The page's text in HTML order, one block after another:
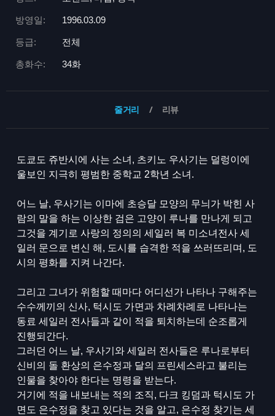
방영일: 1996.03.09
등급: 전체
총화수: 34화
줄거리 리뷰
도쿄도 쥬반시에 사는 소녀, 츠키노 우사기는 덜렁이에
울보인 지극히 평범한 중학교 2학년 소녀.
어느 날, 우사기는 이마에 초승달 모양의 무늬가 박힌 사
람의 말을 하는 이상한 검은 고양이 루나를 만나게 되고
그것을 계기로 사랑의 정의의 세일러 복 미소녀전사 세
일러 문으로 변신 해, 도시를 습격한 적을 쓰러뜨리며, 도
시의 평화를 지켜 나간다.
그리고 그녀가 위험할 때마다 어디선가 나타나 구해주는
수수께끼의 신사, 턱시도 가면과 차례차례로 나타나는
동료 세일러 전사들과 같이 적을 퇴치하는데 순조롭게
진행되간다.
그러던 어느 날, 우사기와 세일러 전사들은 루나로부터
신비의 돌 환상의 은수정과 달의 프린세스라고 불리는
인물을 찾아야 한다는 명령을 받는다.
거기에 적을 내보내는 적의 조직, 다크 킹덤과 턱시도 가
면도 은수정을 찾고 있다는 것을 알고, 은수정 찾기는 세